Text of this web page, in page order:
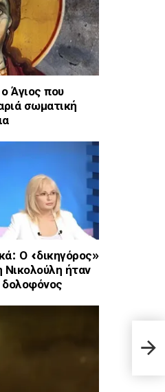
Άγιος που
σωματική
Ο «δικηγόρος»
Νικολούλη ήταν
δολοφόνος